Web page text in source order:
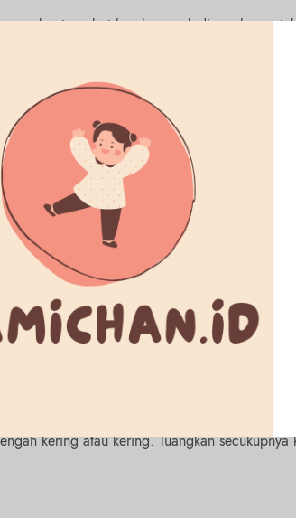
membuat rambut lepek, cocok digunakan
rambut, rambut tipis, atau sedang
akar
kepala
sensitif
kering atau kering. Tuangkan